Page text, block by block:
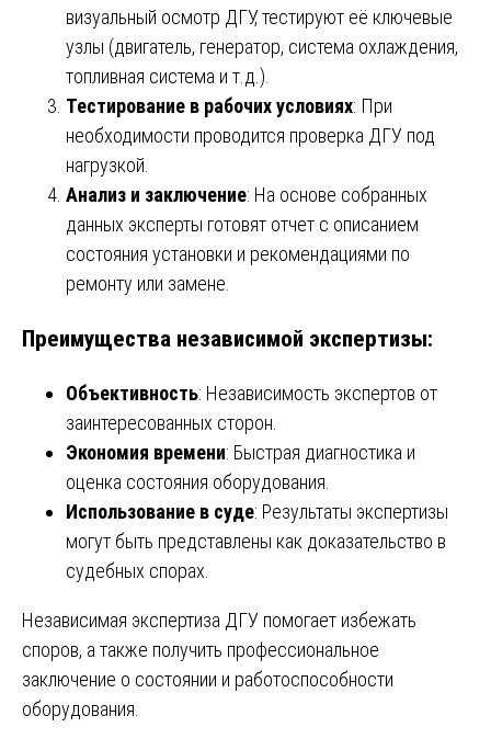
визуальный осмотр ДГУ, тестируют её ключевые
узлы (двигатель, генератор, система охлаждения,
топливная система и т.д.).
Тестирование в рабочих условиях: При
необходимости проводится проверка ДГУ под
нагрузкой.
Анализ и заключение: На основе собранных
данных эксперты готовят отчет с описанием
состояния установки и рекомендациями по
ремонту или замене.
Преимущества независимой экспертизы:
Объективность: Независимость экспертов от
заинтересованных сторон.
Экономия времени: Быстрая диагностика и
оценка состояния оборудования.
Использование в суде: Результаты экспертизы
могут быть представлены как доказательство в
судебных спорах.
Независимая экспертиза ДГУ помогает избежать
споров, а также получить профессиональное
заключение о состоянии и работоспособности
оборудования.